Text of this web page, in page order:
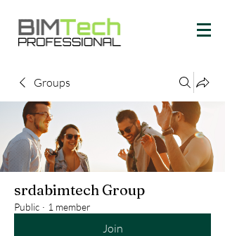
Groups
srdabimtech Group
Public · 1 member
Join